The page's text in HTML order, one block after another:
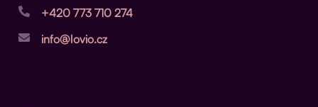
+420 773 710 274
info@lovio.cz